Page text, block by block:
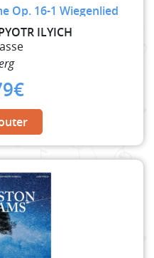
Op. 16-1 Wiegenlied
ILYICH
€